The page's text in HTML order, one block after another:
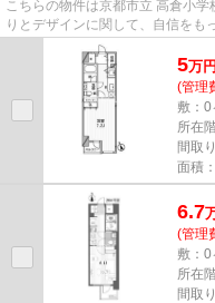
こちらの物件は京都市立 高倉小
りとデザインに関して、自信をも
徒歩9分に立地する、魅力的な...
5万円
(管理
敷：0
所在
間取
面積
6.7
(管理
敷：0
所在
間取